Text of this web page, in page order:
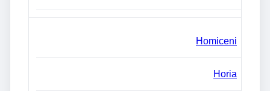
Homiceni
Horia